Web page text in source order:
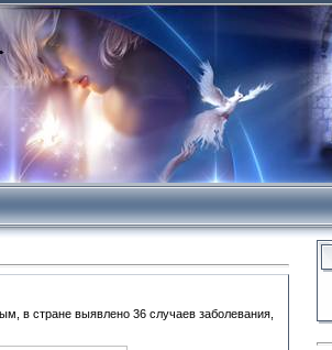
в стране выявлено 36 случаев заболевания,